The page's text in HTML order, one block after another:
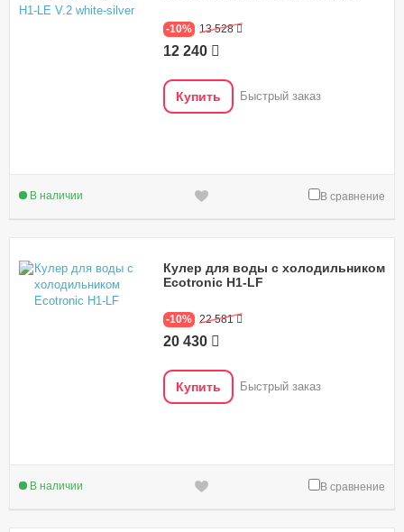
Купить
-10% 13 528
12 240
Быстрый заказ
В сравнение
В наличии
Кулер для воды с холодильником
Ecotronic H1-LF
Купить
-10% 22 581
20 430
Быстрый заказ
В сравнение
В наличии